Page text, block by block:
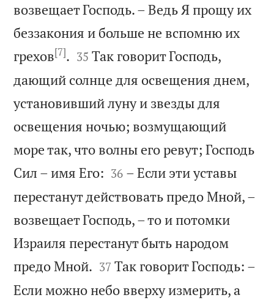
возвещает Господь. – Ведь Я прощу их
беззакония и больше не вспомню их
грехов[7]. 

35 Так говорит Господь,
дающий солнце для освещения днем,
установивший луну и звезды для
освещения ночью; возмущающий
море так, что волны его ревут; Господь
Сил – имя Его: 

36 – Если эти уставы
перестанут действовать предо Мной, –
возвещает Господь, – то и потомки
Израиля перестанут быть народом
предо Мной. 

37 Так говорит Господь: –
Если можно небо вверху измерить, а